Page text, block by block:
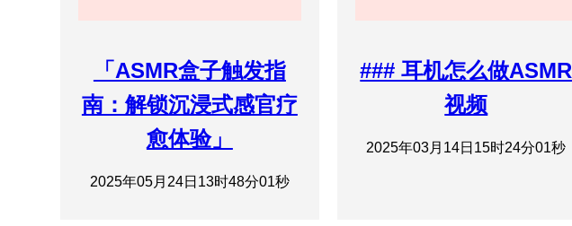
「ASMR盒子触发指
南：解锁沉浸式感官疗
愈体验」
2025年05月24日13时48分01秒
### 耳机怎么做ASMR
视频
2025年03月14日15时24分01秒